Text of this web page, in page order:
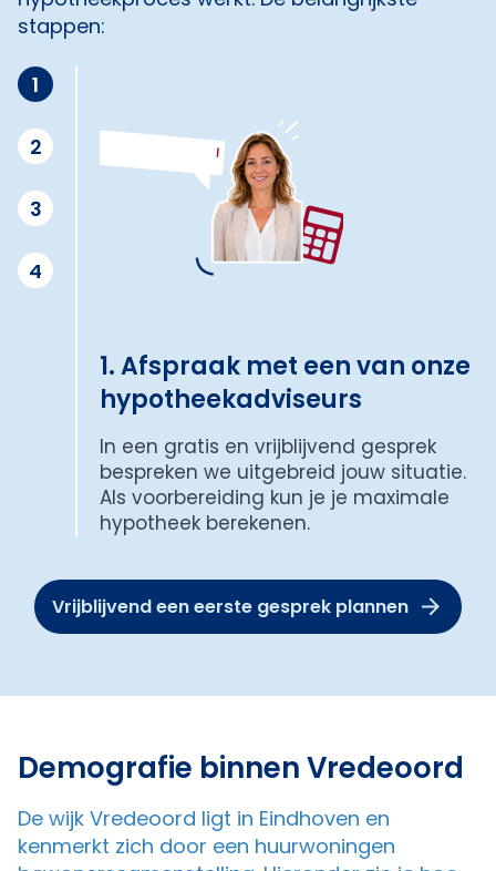
stappen:
1
2
3
4
1. Afspraak met een van onze
hypotheekadviseurs
In een gratis en vrijblijvend gesprek
bespreken we uitgebreid jouw situatie.
Als voorbereiding kun je je maximale
hypotheek berekenen.
Vrijblijvend een eerste gesprek plannen
Demografie binnen Vredeoord
De wijk Vredeoord ligt in Eindhoven en
kenmerkt zich door een huurwoningen